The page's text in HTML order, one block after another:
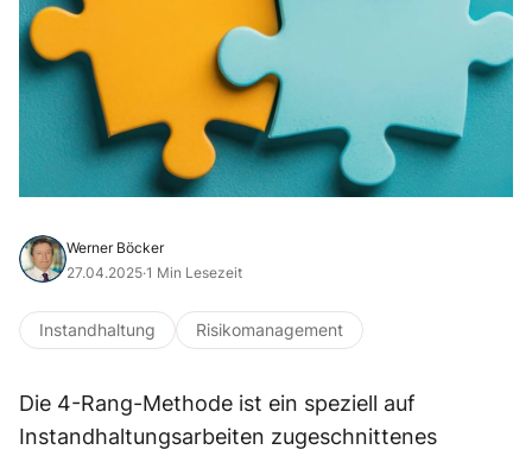
Werner Böcker
27.04.2025·1 Min Lesezeit
Instandhaltung Risikomanagement
Die 4-Rang-Methode ist ein speziell auf
Instandhaltungsarbeiten zugeschnittenes